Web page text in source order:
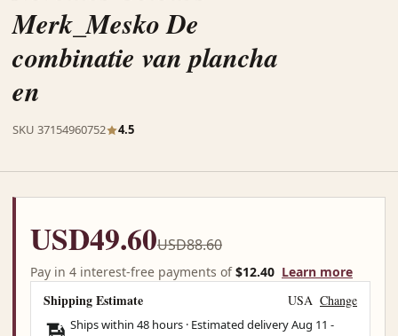
Merk_Mesko De
combinatie van plancha
en
SKU 37154960752 4.5
USD49.60USD88.60
Pay in 4 interest-free payments of$12.40 Learn more
Shipping Estimate USA Change
Ships within 48 hours · Estimated deliveryAug 11 -